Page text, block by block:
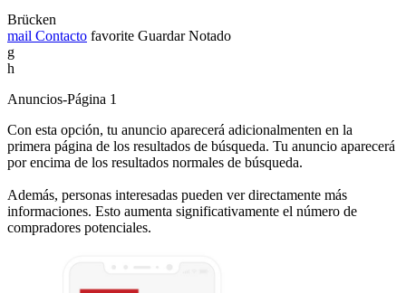
Brücken
mail Contacto favorite Guardar Notado
g
h
Anuncios-Página 1
Con esta opción, tu anuncio aparecerá adicionalmenten en la
primera página de los resultados de búsqueda. Tu anuncio aparecerá
por encima de los resultados normales de búsqueda.
Además, personas interesadas pueden ver directamente más
informaciones. Esto aumenta significativamente el número de
compradores potenciales.